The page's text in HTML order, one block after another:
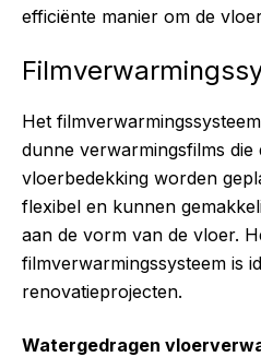
efficiënte manier om de
Het
dunne verwarmingsfilms die
vloerbedekking worden
flexibel en kunnen
aan de vorm van de vloer.
filmverwarmingssysteem is
renovatieprojecten.
Watergedragen